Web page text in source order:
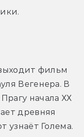
фильм
Вегенера. В
начала ХХ
древняя
узнаёт Голема.